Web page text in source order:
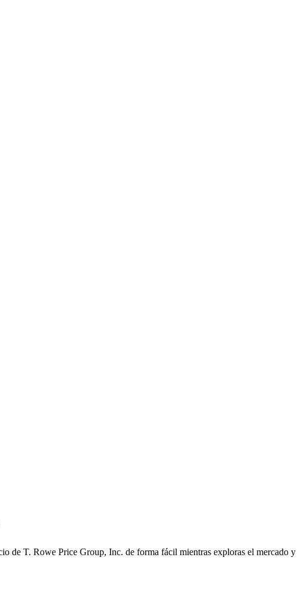
de T. Rowe Price Group, Inc. de forma fácil mientras exploras el mercado y